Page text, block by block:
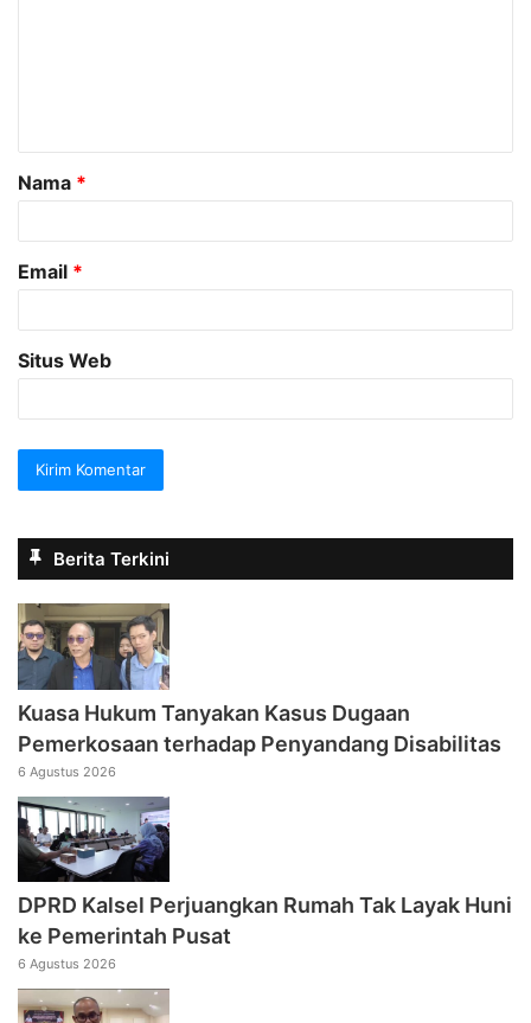
a
r
Nama *
Email *
Situs Web
Berita Terkini
Kuasa Hukum Tanyakan Kasus Dugaan
Pemerkosaan terhadap Penyandang Disabilitas
6 Agustus 2026
DPRD Kalsel Perjuangkan Rumah Tak Layak Huni
ke Pemerintah Pusat
6 Agustus 2026